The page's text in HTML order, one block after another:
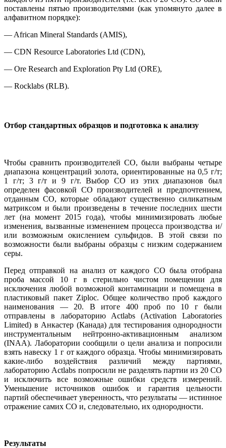
поставлены пятью производителями (как упомянуто далее в
алфавитном порядке):
— African Mineral Standards (AMIS),
— CDN Resource Laboratories Ltd (CDN),
— Ore Research and Exploration Pty Ltd (ORE),
— Rocklabs (RLB).
Отбор стандартных образцов и подготовка к анализу
Чтобы сравнить производителей СО, были выбраны четыре
диапазона концентраций золота, ориентированные на 0,5 г/т;
1 г/т; 3 г/т и 9 г/т. Выбор СО из этих диапазонов был
определен фасовкой СО производителей и предпочтением,
отданным СО, которые обладают существенно силикатным
матриксом и были произведены в течение последних шести
лет (на момент 2015 года), чтобы минимизировать любые
изменения, вызванные изменением процесса производства и/
или возможным окислением сульфидов. В этой связи по
возможности были выбраны образцы с низким содержанием
серы.
Перед отправкой на анализ от каждого СО была отобрана
проба массой 10 г в стерильно чистом помещении для
исключения любой возможной контаминации и помещена в
пластиковый пакет Ziploc. Общее количество проб каждого
наименования — 20. В итоге 400 проб по 10 г были
отправлены в лабораторию Actlabs (Activa­tion Laboratories
Limited) в Анкастер (Канада) для тестирования однородности
инструментальным нейтронно-активационным анализом
(INAA). Лаборатории сообщили о цели анализа и попросили
взять навеску 1 г от каждого образца. Чтобы минимизировать
какие-либо воздействия различий между партиями,
лабораторию Actlabs попросили не разделять партии из 20 СО
и исключить все возможные ошибки средств измерений.
Уменьшение источников ошибок и гарантия цельности
партий обеспечивает уверенность, что результаты — истинное
отражение самих СО и, следовательно, их однородности.
Результаты